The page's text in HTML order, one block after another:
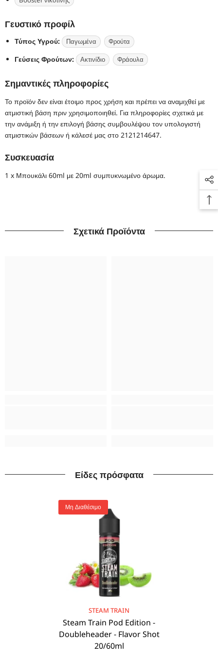
Γευστικό προφίλ
Τύπος Υγρού: Παγωμένα Φρούτα
Γεύσεις Φρούτων: Ακτινίδιο Φράουλα
Σημαντικές πληροφορίες
Το προϊόν δεν είναι έτοιμο προς χρήση και πρέπει να αναμιχθεί με
ατμιστική βάση πριν χρησιμοποιηθεί. Για πληροφορίες σχετικά με
την ανάμιξη ή την επιλογή βάσης συμβουλέψου τον υπολογιστή
ατμιστικών βάσεων ή κάλεσέ μας στο 2121214647.
Συσκευασία
1 x Μπουκάλι 60ml με 20ml συμπυκνωμένο άρωμα.
Σχετικά Προϊόντα
Είδες πρόσφατα
Μη Διαθέσιμο
STEAM TRAIN
Steam Train Pod Edition -
Doubleheader - Flavor Shot
20/60ml